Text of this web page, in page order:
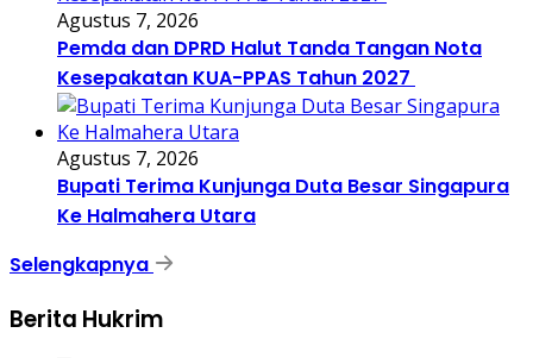
Agustus 7, 2026
Pemda dan DPRD Halut Tanda Tangan Nota
Kesepakatan KUA-PPAS Tahun 2027
Agustus 7, 2026
Bupati Terima Kunjunga Duta Besar Singapura
Ke Halmahera Utara
Selengkapnya
Berita Hukrim